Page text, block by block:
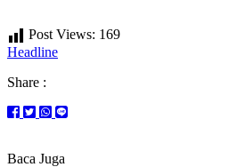
Post Views: 169
Headline
Share :
Baca Juga